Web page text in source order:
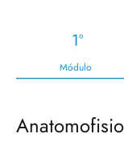
1º
Módulo